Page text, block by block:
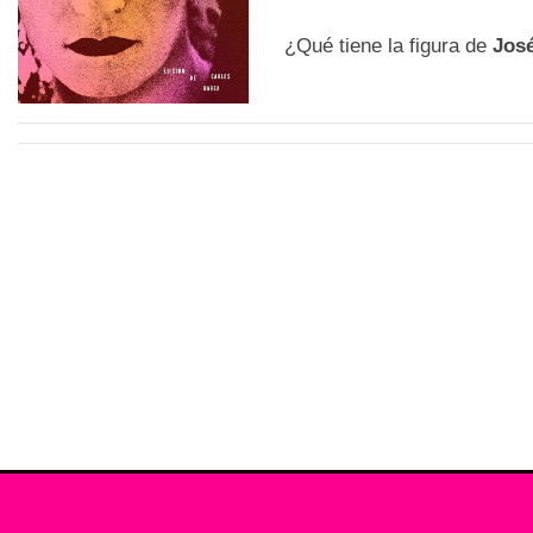
¿Qué tiene la figura de